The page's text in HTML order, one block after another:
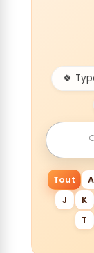
Tout A
J
K
T